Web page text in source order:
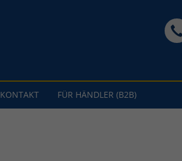
KONTAKT FÜR HÄNDLER (B2B)